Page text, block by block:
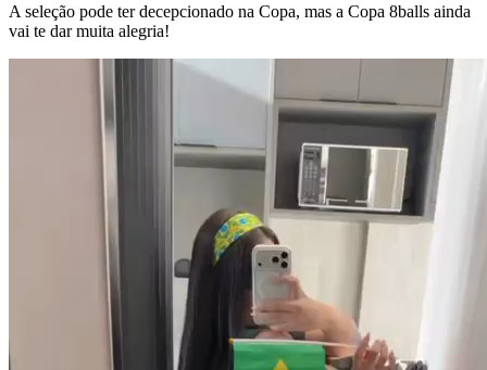
A seleção pode ter decepcionado na Copa, mas a Copa 8balls ainda
vai te dar muita alegria!